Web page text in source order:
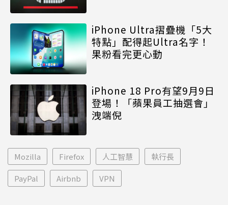
iPhone Ultra摺疊機「5大
特點」配得起Ultra名字！
果粉看完更心動
iPhone 18 Pro有望9月9日
登場！「蘋果員工抽選會」
洩端倪
Mozilla Firefox 人工智慧 執行長
PayPal Airbnb VPN